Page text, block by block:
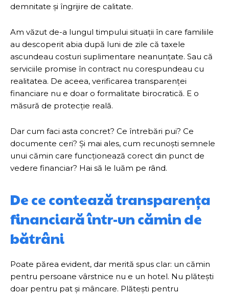
demnitate și îngrijire de calitate.
Am văzut de-a lungul timpului situații în care familiile
au descoperit abia după luni de zile că taxele
ascundeau costuri suplimentare neanunțate. Sau că
serviciile promise în contract nu corespundeau cu
realitatea. De aceea, verificarea transparenței
financiare nu e doar o formalitate birocratică. E o
măsură de protecție reală.
Dar cum faci asta concret? Ce întrebări pui? Ce
documente ceri? Și mai ales, cum recunoști semnele
unui cămin care funcționează corect din punct de
vedere financiar? Hai să le luăm pe rând.
De ce contează transparența
financiară într-un cămin de
bătrâni
Poate părea evident, dar merită spus clar: un cămin
pentru persoane vârstnice nu e un hotel. Nu plătești
doar pentru pat și mâncare. Plătești pentru